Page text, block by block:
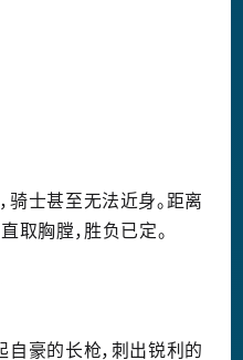
骑士甚至无法近身。距离
取胸膛，胜负已定。
自豪的长枪，刺出锐利的